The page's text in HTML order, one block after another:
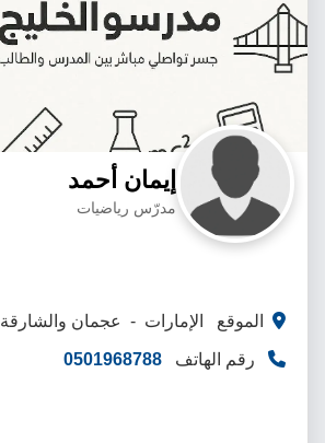
إيمان أحمد
مدرّس رياضيات
الموقع الإمارات - عجمان والشارقة
رقم الهاتف 0501968788